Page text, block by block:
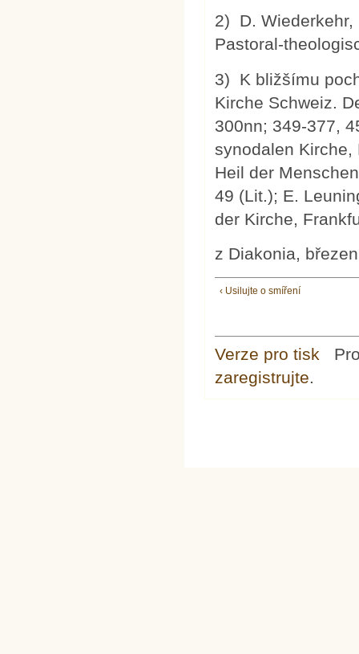
2) D. Wiederkehr,
Pastoral-
3) K bližšímu
Kirche Schweiz.
300nn; 349-377,
synodalen Kirche,
Heil der
49 (Lit.); E.
der Kirche,
z Diakonia,
‹ Usilujte o smíření
Verze pro tisk
zaregistrujte.